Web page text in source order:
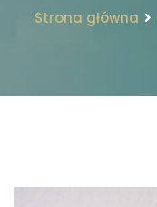
Strona główna